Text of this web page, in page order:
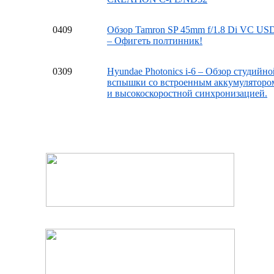
0409
Обзор Tamron SP 45mm f/1.8 Di VC
– Офигеть полтинник!
0309
Hyundae Photonics i-6 – Обзор
вспышки со встроенным
и высокоскоростной синхронизацией.